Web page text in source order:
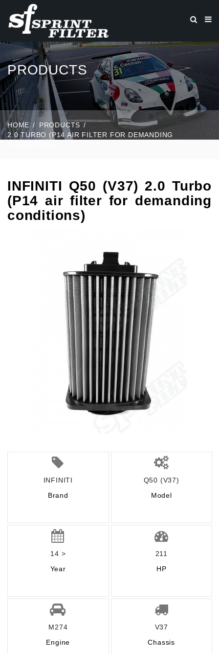
PRODUCTS
HOME
PRODUCTS
2.0 TURBO (P14 AIR FILTER FOR DEMANDING
INFINITI Q50 (V37) 2.0 Turbo
(P14 air filter for demanding
conditions)
INFINITI
Brand
Q50 (V37)
Model
14 >
Year
211
HP
M274
Engine
V37
Chassis